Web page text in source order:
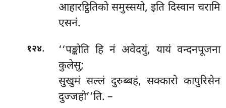
आहारट्ठितिको समुस्सयो, इति दिस्वान चरामि
एसनं.
१२४. ‘‘पङ्कोति हि नं अवेदयुं, यायं वन्दनपूजना
कुलेसु;
सुखुमं सल्लं दुरुब्बहं, सक्कारो कापुरिसेन
दुज्जहो’’ति. –